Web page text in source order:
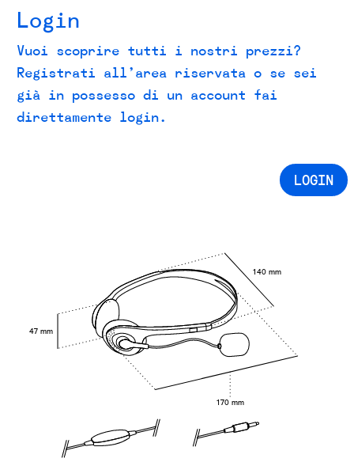
Login
Vuoi scoprire tutti i nostri prezzi?
Registrati all’area riservata o se sei
già in possesso di un account fai
direttamente login.
LOGIN
140 mm
47 mm
170 mm